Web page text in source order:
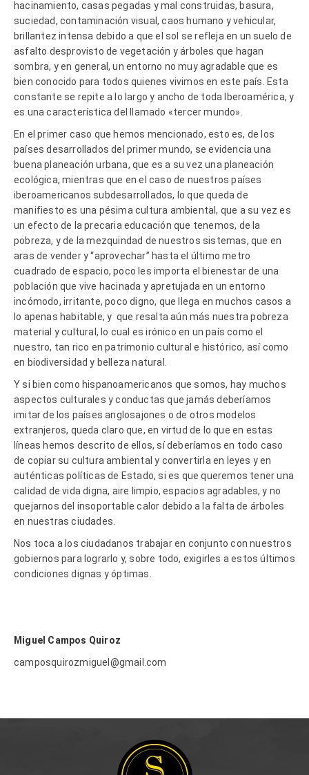
hacinamiento, casas pegadas y mal construidas, basura,
suciedad, contaminación visual, caos humano y vehicular,
brillantez intensa debido a que el sol se refleja en un suelo de
asfalto desprovisto de vegetación y árboles que hagan
sombra, y en general, un entorno no muy agradable que es
bien conocido para todos quienes vivimos en este país. Esta
constante se repite a lo largo y ancho de toda Iberoamérica, y
es una característica del llamado «tercer mundo».
En el primer caso que hemos mencionado, esto es, de los
países desarrollados del primer mundo, se evidencia una
buena planeación urbana, que es a su vez una planeación
ecológica, mientras que en el caso de nuestros países
iberoamericanos subdesarrollados, lo que queda de
manifiesto es una pésima cultura ambiental, que a su vez es
un efecto de la precaria educación que tenemos, de la
pobreza, y de la mezquindad de nuestros sistemas, que en
aras de vender y “aprovechar” hasta el último metro
cuadrado de espacio, poco les importa el bienestar de una
población que vive hacinada y apretujada en un entorno
incómodo, irritante, poco digno, que llega en muchos casos a
lo apenas habitable, y que resalta aún más nuestra pobreza
material y cultural, lo cual es irónico en un país como el
nuestro, tan rico en patrimonio cultural e histórico, así como
en biodiversidad y belleza natural.
Y si bien como hispanoamericanos que somos, hay muchos
aspectos culturales y conductas que jamás deberíamos
imitar de los países anglosajones o de otros modelos
extranjeros, queda claro que, en virtud de lo que en estas
líneas hemos descrito de ellos, sí deberíamos en todo caso
de copiar su cultura ambiental y convertirla en leyes y en
auténticas políticas de Estado, si es que queremos tener una
calidad de vida digna, aire limpio, espacios agradables, y no
quejarnos del insoportable calor debido a la falta de árboles
en nuestras ciudades.
Nos toca a los ciudadanos trabajar en conjunto con nuestros
gobiernos para lograrlo y, sobre todo, exigirles a estos últimos
condiciones dignas y óptimas.
Miguel Campos Quiroz
camposquirozmiguel@gmail.com